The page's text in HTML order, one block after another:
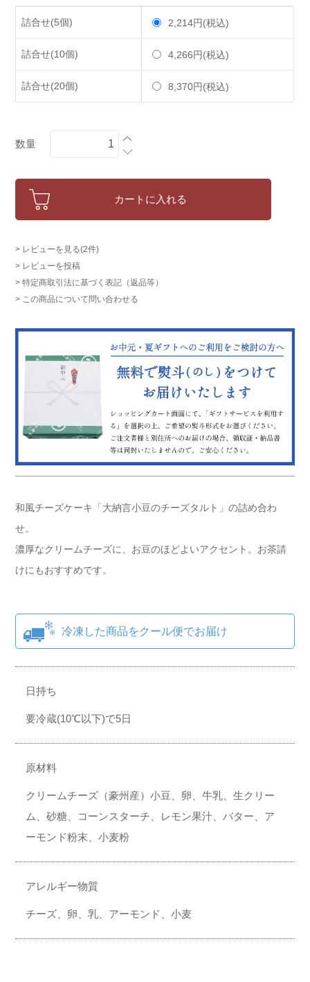
詰合せ(5個) 2,214円(税込)
詰合せ(10個) 4,266円(税込)
詰合せ(20個) 8,370円(税込)
数量
カートに入れる
> レビューを見る(2件)
> レビューを投稿
> 特定商取引法に基づく表記（返品等）
> この商品について問い合わせる
和風チーズケーキ「大納言小豆のチーズタルト」の詰め合わ
せ。
濃厚なクリームチーズに、お豆のほどよいアクセント。お茶請
けにもおすすめです。
日持ち
要冷蔵(10℃以下)で5日
原材料
クリームチーズ（豪州産）小豆、卵、牛乳、生クリー
ム、砂糖、コーンスターチ、レモン果汁、バター、ア
ーモンド粉末、小麦粉
アレルギー物質
チーズ、卵、乳、アーモンド、小麦